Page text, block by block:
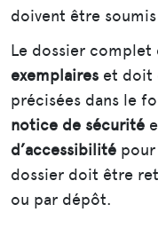
doivent être
Le dossier
exemplaires et doit
précisées dans le
notice de sécurité
d’accessibilité pour
dossier doit être
ou par dépôt.